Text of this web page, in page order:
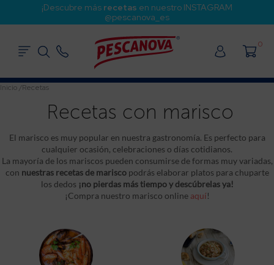
¡Descubre más recetas en nuestro INSTAGRAM
@pescanova_es
0
Inicio /Recetas
Recetas con marisco
El marisco es muy popular en nuestra gastronomía. Es perfecto para
cualquier ocasión, celebraciones o días cotidianos.
La mayoría de los mariscos pueden consumirse de formas muy variadas,
con nuestras recetas de mariscopodrás elaborar platos para chuparte
los dedos ¡no pierdas más tiempo y descúbrelas ya!
¡Compra nuestro marisco online aquí!